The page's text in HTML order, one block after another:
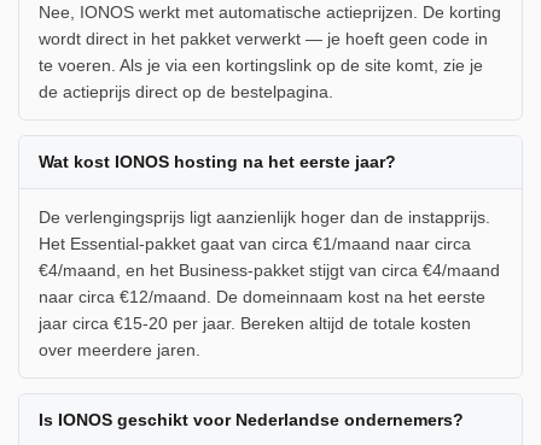
Nee, IONOS werkt met automatische actieprijzen. De korting
wordt direct in het pakket verwerkt — je hoeft geen code in
te voeren. Als je via een kortingslink op de site komt, zie je
de actieprijs direct op de bestelpagina.
Wat kost IONOS hosting na het eerste jaar?
De verlengingsprijs ligt aanzienlijk hoger dan de instapprijs.
Het Essential-pakket gaat van circa €1/maand naar circa
€4/maand, en het Business-pakket stijgt van circa €4/maand
naar circa €12/maand. De domeinnaam kost na het eerste
jaar circa €15-20 per jaar. Bereken altijd de totale kosten
over meerdere jaren.
Is IONOS geschikt voor Nederlandse ondernemers?